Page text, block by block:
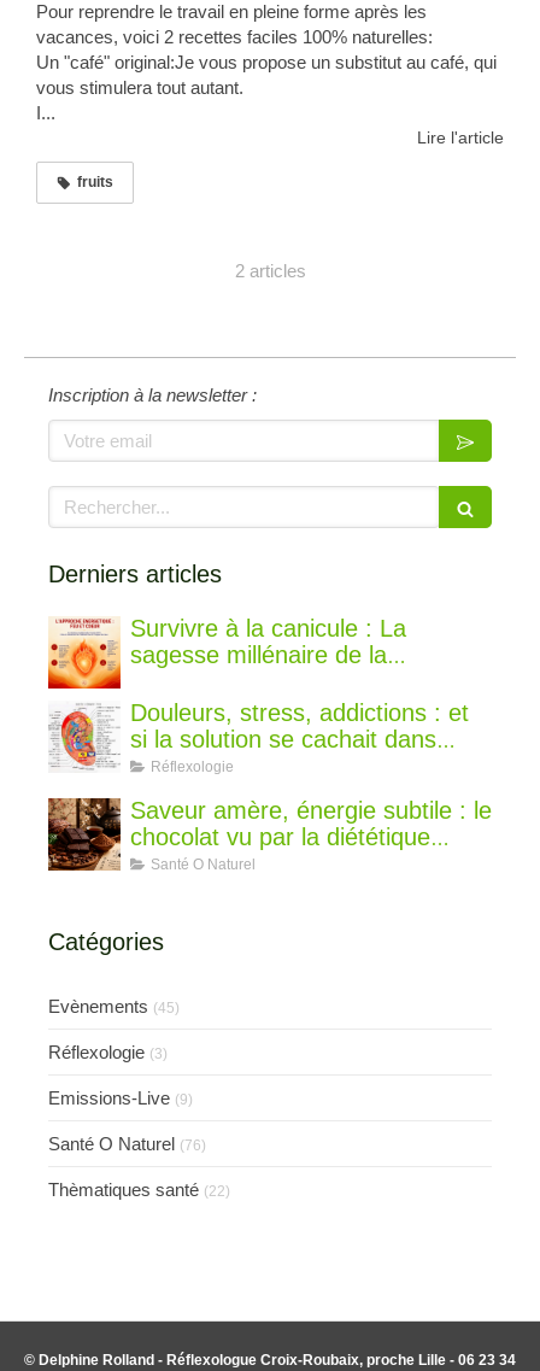
Pour reprendre le travail en pleine forme après les
vacances, voici 2 recettes faciles 100% naturelles:
Un "café" original:Je vous propose un substitut au café, qui
vous stimulera tout autant.
I...
Lire l'article
fruits
2 articles
Inscription à la newsletter :
Votre email
Rechercher
Derniers articles
Survivre à la canicule : La
sagesse millénaire de la
frais
Douleurs, stress, addictions : et
si la solution se cachait dans
votre oreille ?
Réflexologie
Saveur amère, énergie subtile : le
chocolat vu par la diététique
chinoise
Santé O Naturel
Catégories
Evènements (45)
Réflexologie (3)
Emissions-Live (9)
Santé O Naturel (76)
Thèmatiques santé (22)
© Delphine Rolland - Réflexologue Croix-Roubaix, proche Lille - 06 23 34